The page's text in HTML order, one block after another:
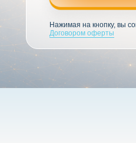
Нажимая на кнопку, вы
Договором оферты